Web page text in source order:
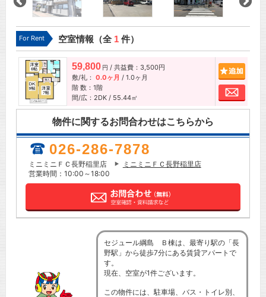
For Rent 空室情報（全 1件）
59,800 円 / 共益費：3,500円
敷/礼： 0.0ヶ月 / 1.0ヶ月
階 数：1階
間/広：2DK / 55.44㎡
お問
物件に関するお問合わせはこちらから
026-286-7878
ミニミニＦＣ長野稲里店
ミニミニＦＣ長野稲里店
営業時間：10:00～18:00
セジュール綱島 Ｂ棟は、最寄り駅の「長
野駅」から徒歩7分にある賃貸アパートで
す。
現在、空室が1件ございます。
この物件には、駐車場、バス・トイレ別、